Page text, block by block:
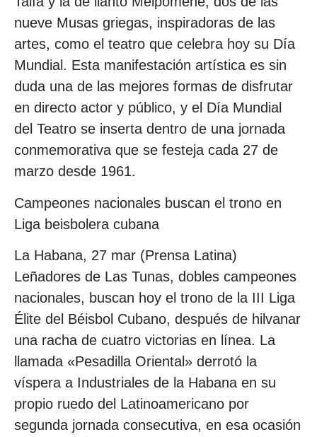
nueve Musas griegas, inspiradoras de las
artes, como el teatro que celebra hoy su Día
Mundial. Esta manifestación artística es sin
duda una de las mejores formas de disfrutar
en directo actor y público, y el Día Mundial
del Teatro se inserta dentro de una jornada
conmemorativa que se festeja cada 27 de
marzo desde 1961.
Campeones nacionales buscan el trono en
Liga beisbolera cubana
La Habana, 27 mar (Prensa Latina)
Leñadores de Las Tunas, dobles campeones
nacionales, buscan hoy el trono de la III Liga
Élite del Béisbol Cubano, después de hilvanar
una racha de cuatro victorias en línea. La
llamada «Pesadilla Oriental» derrotó la
víspera a Industriales de la Habana en su
propio ruedo del Latinoamericano por
segunda jornada consecutiva, en esa ocasión